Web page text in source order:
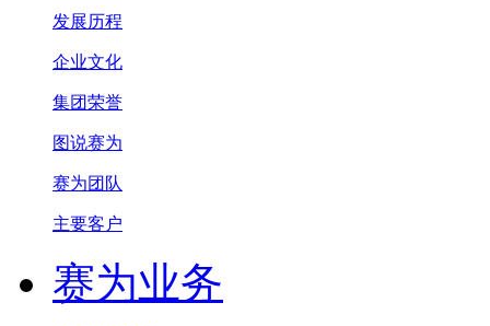
发展历程
企业文化
集团荣誉
图说赛为
赛为团队
主要客户
赛为业务